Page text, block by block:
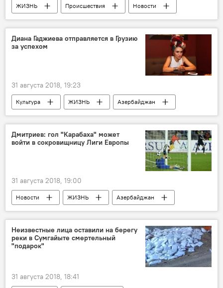
ЖИЗНЬ Происшествия
Новости
Новости мира
Донецк
Александр Захарченко
взрыв
Диана Гаджиева отправляется в Грузию
за успехом
31 августа 2018, 19:23
Культура ЖИЗНЬ
Азербайджан
Новости
Грузия
Диана Гаджиева
Дмитриев: гол "Карабаха" может
войти в сокровищницу Лиги Европы
31 августа 2018, 19:00
Новости ЖИЗНЬ
Азербайджан
Спорт
АНАЛИТИКА
Олег Дмитриев
Лига Европы
сокровищница
Гол
Неизвестные лица оставили на берегу
реки в Сумгайыте смертельный
"подарок"
31 августа 2018, 18:41